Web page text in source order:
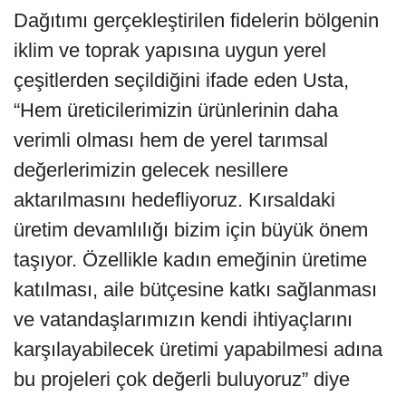
Dağıtımı gerçekleştirilen fidelerin bölgenin
iklim ve toprak yapısına uygun yerel
çeşitlerden seçildiğini ifade eden Usta,
“Hem üreticilerimizin ürünlerinin daha
verimli olması hem de yerel tarımsal
değerlerimizin gelecek nesillere
aktarılmasını hedefliyoruz. Kırsaldaki
üretim devamlılığı bizim için büyük önem
taşıyor. Özellikle kadın emeğinin üretime
katılması, aile bütçesine katkı sağlanması
ve vatandaşlarımızın kendi ihtiyaçlarını
karşılayabilecek üretimi yapabilmesi adına
bu projeleri çok değerli buluyoruz” diye